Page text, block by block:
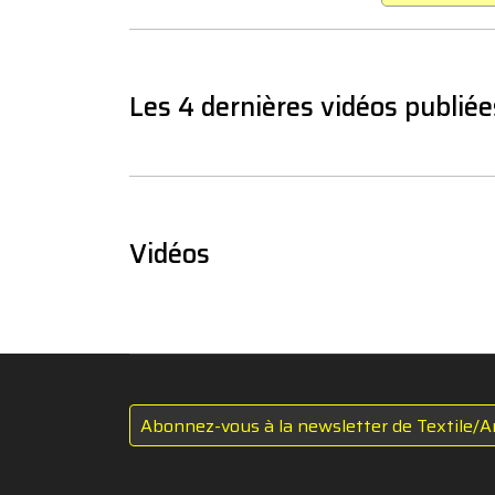
Les 4 dernières vidéos
Vidéos
Abonnez-vous à la newsletter de Textile/